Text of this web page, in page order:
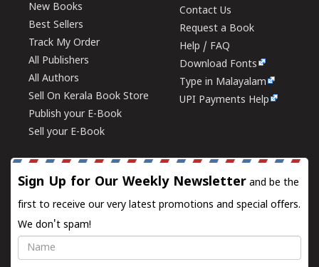
New Books
Best Sellers
Track My Order
All Publishers
All Authors
Sell On Kerala Book Store
Publish your E-Book
Sell your E-Book
Contact Us
Request a Book
Help / FAQ
Download Fonts
Type in Malayalam
UPI Payments Help
Sign Up for Our Weekly Newsletter and be the
first to receive our very latest promotions and special offers.
We don't spam!
Name